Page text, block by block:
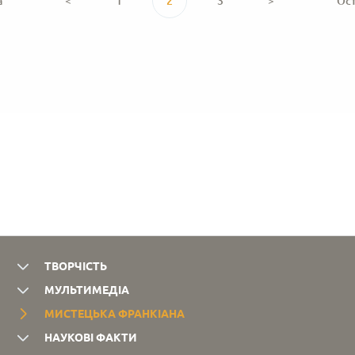
Автолітографія.
ТВОРЧІСТЬ
МУЛЬТИМЕДІА
МИСТЕЦЬКА ФРАНКІАНА
НАУКОВІ ФАКТИ